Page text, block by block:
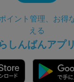
イント管理、お得
える
らしんばんアプリ